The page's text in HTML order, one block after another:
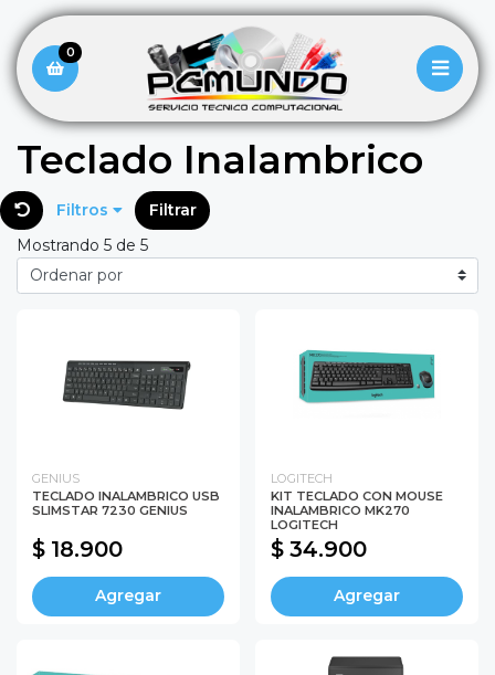
0
Teclado Inalambrico
Filtros
Filtrar
Mostrando 5 de 5
GENIUS
TECLADO INALAMBRICO USB
SLIMSTAR 7230 GENIUS
$ 18.900
Agregar
LOGITECH
KIT TECLADO CON MOUSE
INALAMBRICO MK270
LOGITECH
$ 34.900
Agregar